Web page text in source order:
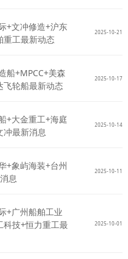
+文冲修造+沪东
重工最新动态
2025-10-21
船+MPCC+美森
飞轮船最新动态
2025-10-17
+大金重工+海庭
冲最新消息
2025-10-14
+象屿海装+台州
息
2025-10-11
+广州船舶工业
技+恒力重工最
2025-10-01